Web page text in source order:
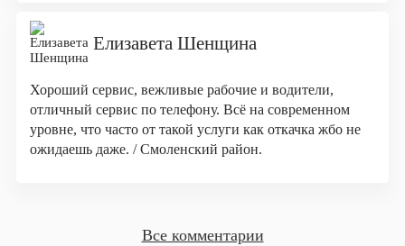
Елизавета Шенщина
Хороший сервис, вежливые рабочие и водители,
отличный сервис по телефону. Всё на современном
уровне, что часто от такой услуги как откачка жбо не
ожидаешь даже. / Смоленский район.
Все комментарии